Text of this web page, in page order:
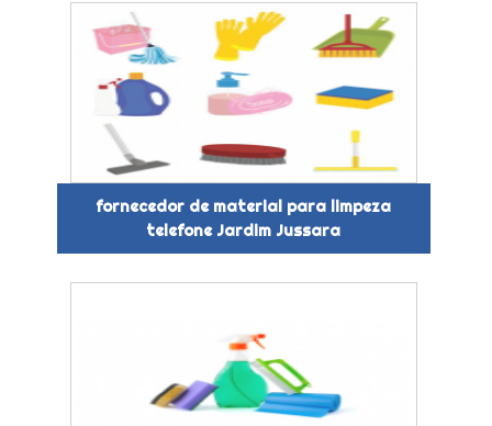
fornecedor de material para limpeza
telefone Jardim Jussara